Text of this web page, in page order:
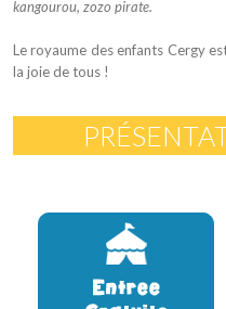
kangourou, zozo pirate.
Le royaume des enfants Cergy
la joie de tous !